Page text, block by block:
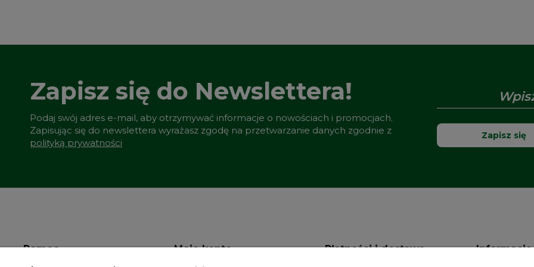
Zapisz się do Newslettera!
Podaj swój adres e-mail, aby otrzymywać informacje o nowościach i promocjach.
Zapisując się do newslettera wyrażasz zgodę na przetwarzanie danych zgodnie z
polityką prywatności
Zapisz się
Pomoc Moje konto Płatności i dostawa Informacje